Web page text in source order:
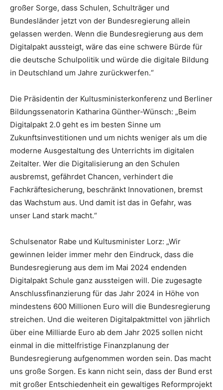
großer Sorge, dass Schulen, Schulträger und
Bundesländer jetzt von der Bundesregierung allein
gelassen werden. Wenn die Bundesregierung aus dem
Digitalpakt aussteigt, wäre das eine schwere Bürde für
die deutsche Schulpolitik und würde die digitale Bildung
in Deutschland um Jahre zurückwerfen.“
Die Präsidentin der Kultusministerkonferenz und Berliner
Bildungssenatorin Katharina Günther-Wünsch: „Beim
Digitalpakt 2.0 geht es im besten Sinne um
Zukunftsinvestitionen und um nichts weniger als um die
moderne Ausgestaltung des Unterrichts im digitalen
Zeitalter. Wer die Digitalisierung an den Schulen
ausbremst, gefährdet Chancen, verhindert die
Fachkräftesicherung, beschränkt Innovationen, bremst
das Wachstum aus. Und damit ist das in Gefahr, was
unser Land stark macht.“
Schulsenator Rabe und Kultusminister Lorz: „Wir
gewinnen leider immer mehr den Eindruck, dass die
Bundesregierung aus dem im Mai 2024 endenden
Digitalpakt Schule ganz aussteigen will. Die zugesagte
Anschlussfinanzierung für das Jahr 2024 in Höhe von
mindestens 600 Millionen Euro will die Bundesregierung
streichen. Und die weiteren Digitalpaktmittel von jährlich
über eine Milliarde Euro ab dem Jahr 2025 sollen nicht
einmal in die mittelfristige Finanzplanung der
Bundesregierung aufgenommen worden sein. Das macht
uns große Sorgen. Es kann nicht sein, dass der Bund erst
mit großer Entschiedenheit ein gewaltiges Reformprojekt